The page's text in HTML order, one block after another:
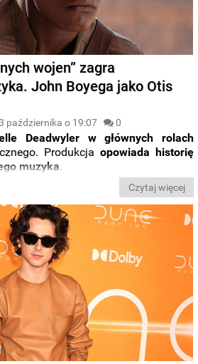
wojen” zagra
John Boyega jako Otis
października o 19:07 0
Deadwyler w głównych rolach
Produkcjaopowiada historię
muzyka.
Czytaj więcej